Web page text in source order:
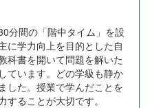
分間の「階中タイム」を設
に学力向上を目的とした自
科書を開いて問題を解いた
ています。どの学級も静か
した。授業で学んだことを
ることが大切です。